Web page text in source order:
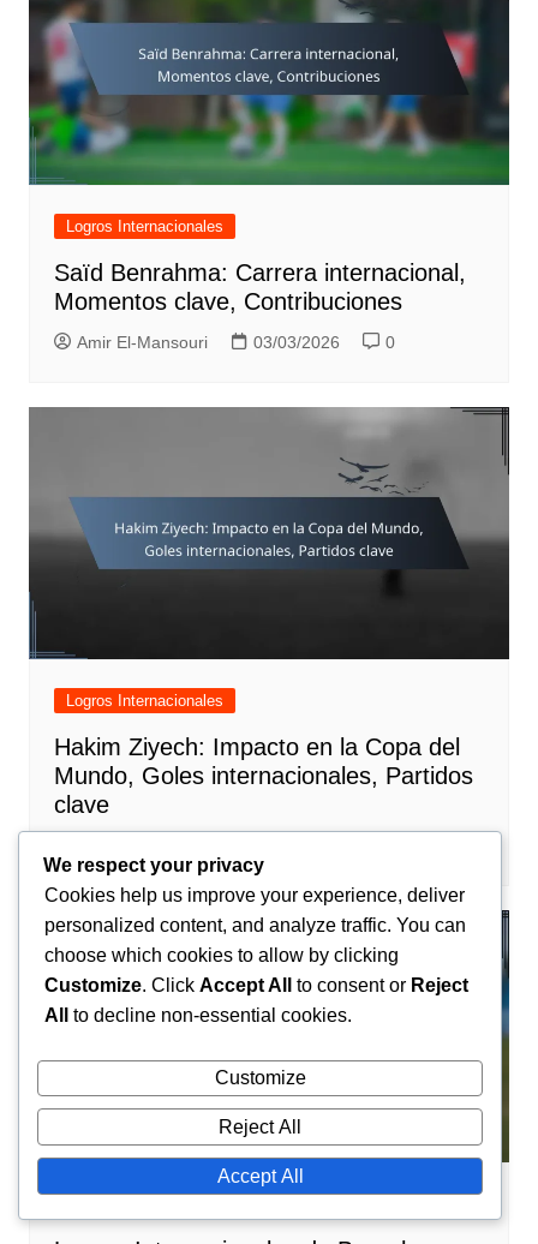
Logros Internacionales
Saïd Benrahma: Carrera internacional,
Momentos clave, Contribuciones
Amir El-Mansouri 03/03/2026 0
Logros Internacionales
Hakim Ziyech: Impacto en la Copa del
Mundo, Goles internacionales, Partidos
clave
We respect your privacy
Cookies help us improve your experience, deliver
personalized content, and analyze traffic. You can
choose which cookies to allow by clicking
Customize. Click Accept All to consent or Reject
All
to decline non-essential cookies.
Customize
Reject All
Accept All